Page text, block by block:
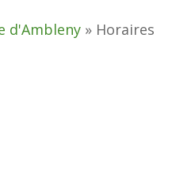
d'Ambleny » Horaires